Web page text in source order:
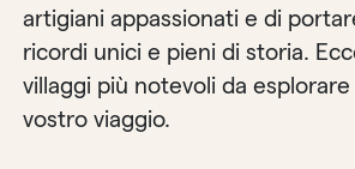
artigiani appassionati e di
ricordi unici e pieni di storia.
villaggi più notevoli da esplorare
vostro viaggio.